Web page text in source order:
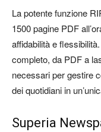
La potente funzione
1500 pagine PDF
affidabilità e
completo, da PDF a
necessari per gestire
dei quotidiani in
Superia